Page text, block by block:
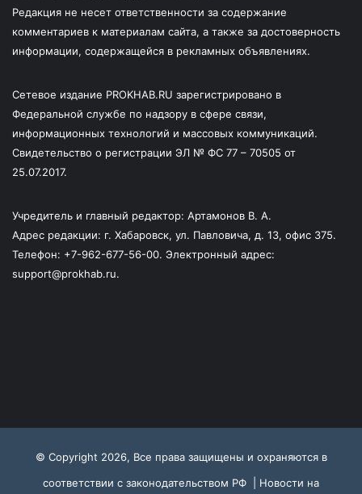
Редакция не несет ответственности за содержание
комментариев к материалам сайта, а также за достоверность
информации, содержащейся в рекламных объявлениях.
Сетевое издание PROKHAB.RU зарегистрировано в
Федеральной службе по надзору в сфере связи,
информационных технологий и массовых коммуникаций.
Свидетельство о регистрации ЭЛ № ФС 77 – 70505 от
25.07.2017.
Учредитель и главный редактор: Артамонов В. А.
Адрес редакции: г. Хабаровск, ул. Павловича, д. 13, офис 375.
Телефон: +7-962-677-56-00. Электронный адрес:
support@prokhab.ru.
© Copyright 2026, Все права защищены и охраняются в
соответствии с законодательством РФ | Новости на